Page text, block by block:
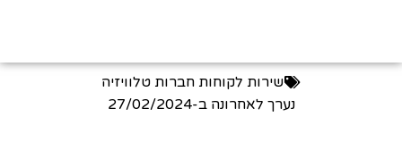
שירות לקוחות חברות טלוויזיה
נערך לאחרונה ב-27/02/2024